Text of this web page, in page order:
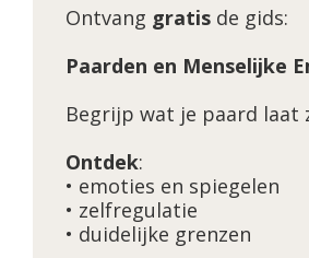
Ontvang gratis de gids:
Paarden en Menselijke
Begrijp wat je paard laat
Ontdek:
• emoties en spiegelen
• zelfregulatie
• duidelijke grenzen